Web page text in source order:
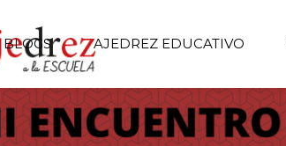
BLOGS AJEDREZ EDUCATIVO